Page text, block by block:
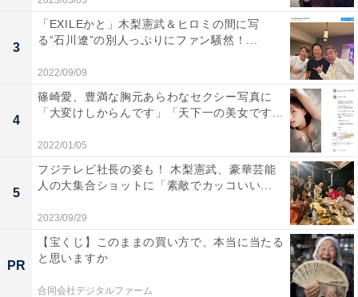
3
「EXILEかと」木梨憲武＆ヒロミの間に写
る“石川遼”の別人っぷりにファン騒然！...
2022/09/09
4
篠崎愛、豊満な胸元あらわなセクシー写真に
「大変けしからんです」「天下一の美女です...
2022/01/05
5
フジテレビ社長の姿も！ 木梨憲武、豪華芸能
人の大集合ショットに「素敵でカッコいい...
2023/09/29
PR
【宝くじ】このままの買い方で、本当に当たる
と思いますか
合同会社デジタルファーム